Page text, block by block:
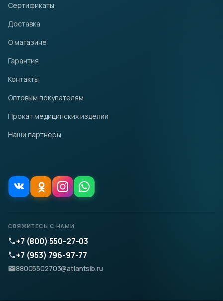
Сертификаты
Доставка
О магазине
Гарантия
Контакты
Оптовым покупателям
Прокат медицинских изделий
Наши партнеры
СВЯЖИТЕСЬ С НАМИ
+7 (800) 550-27-03
+7 (953) 796-97-77
88005502703@atlantsib.ru